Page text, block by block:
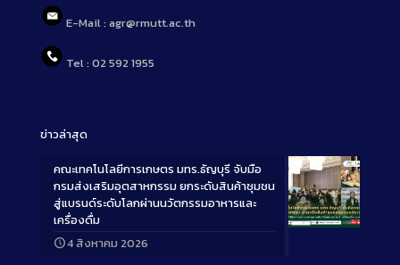
E-Mail : agr@rmutt.ac.th
Tel : 02 592 1955
ข่าวล่าสุด
Long
คณะเทคโนโลยีการเกษตร มทร.ธัญบุรี จับมือ
กรมส่งเสริมอุตสาหกรรม ยกระดับสินค้าชุมชน
สู่แบรนด์ระดับโลกผ่านนวัตกรรมอาหารและ
เครื่องดื่ม
4 สิงหาคม 2026